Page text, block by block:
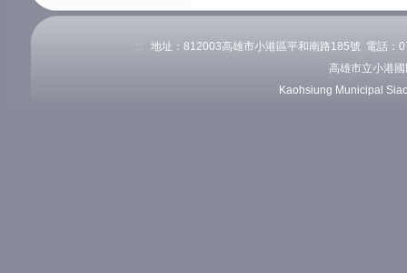
:::
地址：812003高雄市小港區平和南路185號 電話
高雄市立小港
Kaohsiung Municipal